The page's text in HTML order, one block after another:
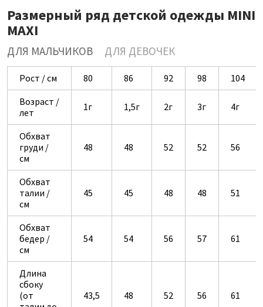
Размерный ряд детской одежды MINI
MAXI
ДЛЯ МАЛЬЧИКОВ ДЛЯ ДЕВОЧЕК
Рост / см 80 86 92 98
104
Возраст /
лет
1г 1,5г 2г 3г 4г
Обхват
груди /
см
48 48 52 52 56
Обхват
талии /
см
45 45 48 48 51
Обхват
бедер /
см
54 54 56 57 61
Длина
сбоку
(от
43,5 48 52 56 61